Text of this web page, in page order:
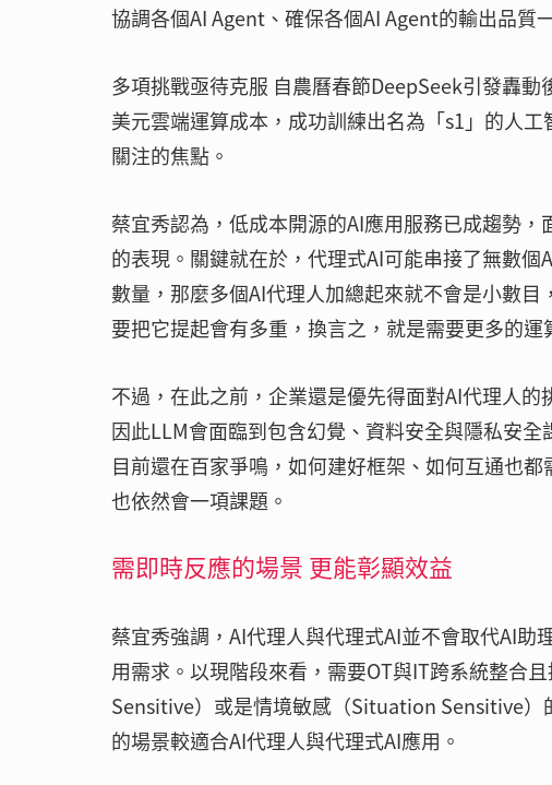
協調各個AI Agent、確保各個AI Agent的輸出品質
多項挑戰亟待克服 自農曆春節DeepSeek引發轟
美元雲端運算成本，成功訓練出名為「s1」的人
關注的焦點。
蔡宜秀認為，低成本開源的AI應用服務已成趨勢
的表現。關鍵就在於，代理式AI可能串接了無數
數量，那麼多個AI代理人加總起來就不會是小數
要把它提起會有多重，換言之，就是需要更多的
不過，在此之前，企業還是優先得面對AI代理人
因此LLM會面臨到包含幻覺、資料安全與隱私安
目前還在百家爭鳴，如何建好框架、如何互通也
也依然會一項課題。
需即時反應的場景 更能彰顯效益
蔡宜秀強調，AI代理人與代理式AI並不會取代AI
用需求。以現階段來看，需要OT與IT跨系統整合
Sensitive）或是情境敏感（Situation Sensitive）
的場景較適合AI代理人與代理式AI應用。